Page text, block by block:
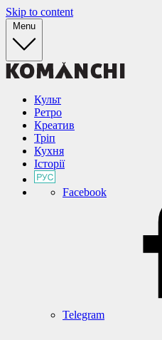
Skip to content
Menu
Культ
Ретро
Креатив
Тріп
Кухня
Історії
Facebook
Telegram